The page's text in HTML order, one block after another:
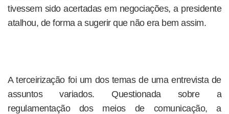
tivessem sido acertadas em negociações, a presidente
atalhou, de forma a sugerir que não era bem assim.
A terceirização foi um dos temas de uma entrevista de
assuntos variados. Questionada sobre a
regulamentação dos meios de comunicação, a